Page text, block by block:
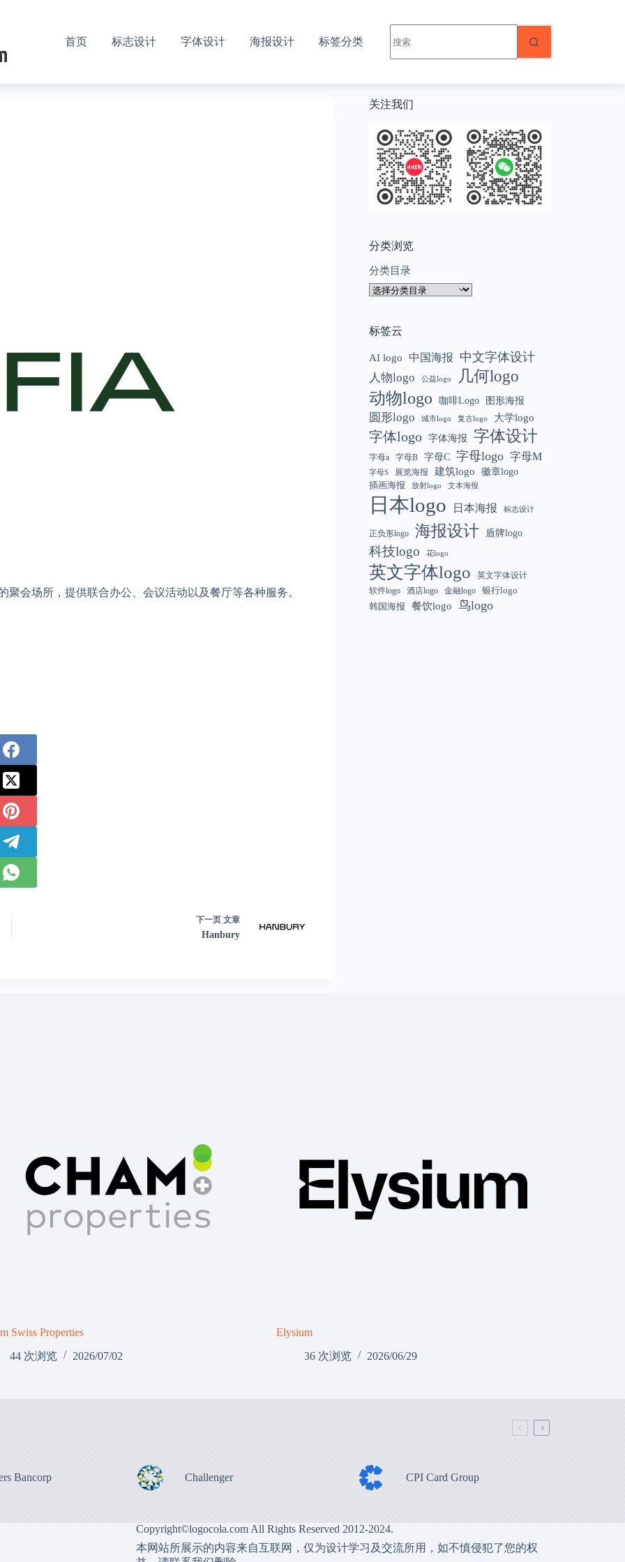
首页 标志设计 字体设计 海报设计 标签分类
结
果
会场所，提供联合办公、会议活动以及餐厅等各种服务。
下一页文章
Hanbury
关注我们
分类浏览
分类目录
标签云
AI logo 中国海报 中文字体设计
人物logo 公益logo
几何logo
动物logo
咖啡Logo 图形海报
圆形logo 城市logo 复古logo 大学logo
字体logo 字体海报 字体设计
字母a 字母B 字母C 字母logo 字母M
字母S 展览海报 建筑logo 徽章logo
插画海报 放射logo 文本海报
日本logo 日本海报 标志设计
正负形logo 海报设计 盾牌logo
科技logo 花logo
英文字体logo
英文字体设计
软件logo
酒店logo 金融logo
银行logo
韩国海报
餐饮logo 鸟logo
Swiss Properties
44 次浏览
2026/07/02
Elysium
36 次浏览
2026/06/29
Bancorp Challenger CPI Card Group
Copyright©logocola.com All Rights Reserved 2012-2024.
本网站所展示的内容来自互联网，仅为设计学习及交流所用，如不慎侵犯了您的权